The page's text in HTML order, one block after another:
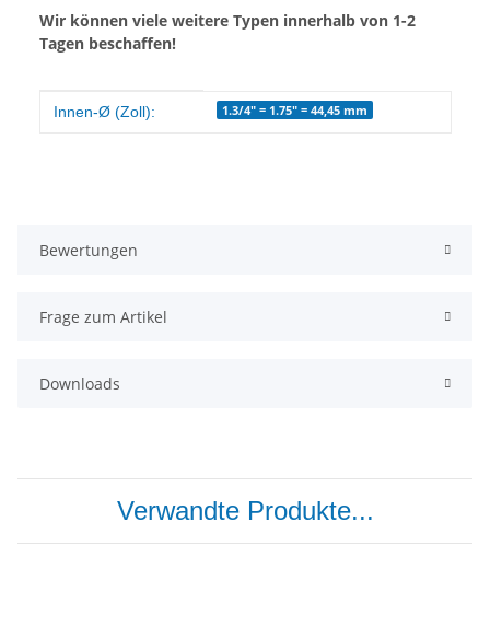
Wir können viele weitere Typen innerhalb von 1-2
Tagen beschaffen!
Produkteigenschaft
Wert
Innen-Ø (Zoll): 1.3/4" = 1.75" = 44,45 mm
Bewertungen
Frage zum Artikel
Downloads
Verwandte Produkte...